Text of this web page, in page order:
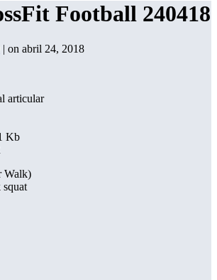
Football 240418
| on abril 24, 2018
articular
Kb
Walk)
squat